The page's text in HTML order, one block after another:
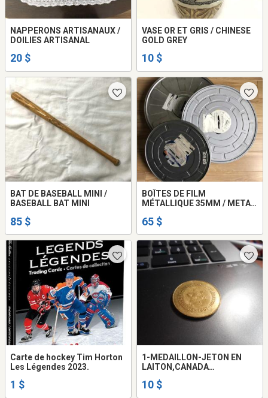
NAPPERONS ARTISANAUX /
DOILIES ARTISANAL
20 $
VASE OR ET GRIS / CHINESE
GOLD GREY
10 $
BAT DE BASEBALL MINI /
BASEBALL BAT MINI
85 $
BOÎTES DE FILM
MÉTALLIQUE 35MM / METAL
65 $
Carte de hockey Tim Horton
Les Légendes 2023.
1 $
1-MEDAILLON-JETON EN
LAITON,CANADA
10 $